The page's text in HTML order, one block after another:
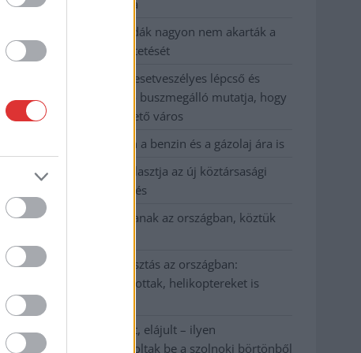
kevesebbet vittek haza
A Szolnok megyei gazdák nagyon nem akarták a
JÉGER további üzemeltetését
Csendélet 5.0: alig balesetveszélyes lépcső és
remek állapotban levő buszmegálló mutatja, hogy
Szolnok mennyire élhető város
Pénteken újra csökken a benzin és a gázolaj ára is
Napokon belül megválasztja az új köztársasági
elnököt az Országgyűlés
Kiterjedt tüzek pusztítanak az országban, köztük
Harmadfokú hőségriasztás az országban:
Szolnokon klímát javítottak, helikoptereket is
bevetettek a tüzeknél
A zárkában rosszul lett, elájult – ilyen
körülményekről számoltak be a szolnoki börtönből